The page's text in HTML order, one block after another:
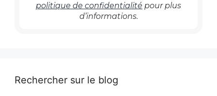
politique de confidentialité pour plus
d’informations.
Rechercher sur le blog